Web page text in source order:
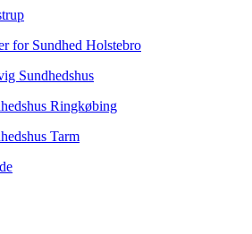
for Sundhed Holstebro
Sundhedshus
Ringkøbing
Tarm